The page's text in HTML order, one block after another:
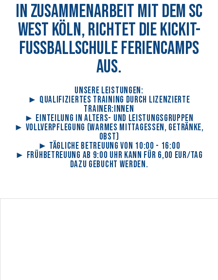
In Zusammenarbeit mit dem SC
West Köln, richtet die KickIt-
Fussballschule Feriencamps
aus.
Unsere Leistungen:
► Qualifiziertes Training durch lizenzierte
Trainer:innen
► Einteilung in Alters- und Leistungsgruppen
► Vollverpflegung (warmes Mittagessen, Getränke,
Obst)
► Tägliche Betreuung von 10:00 - 16:00
► Frühbetreuung ab 9:00 Uhr kann für 6,00 EUR/Tag
dazu gebucht werden.